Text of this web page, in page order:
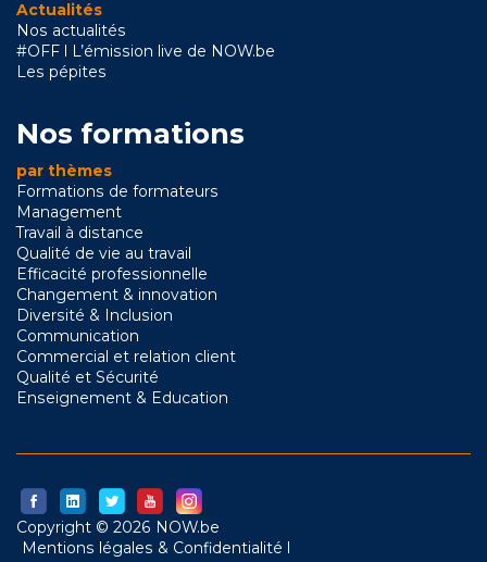
Actualités
Nos actualités
#OFF l L’émission live de NOW.be
Les pépites
Nos formations
par thèmes
Formations de formateurs
Management
Travail à distance
Qualité de vie au travail
Efficacité professionnelle
Changement & innovation
Diversité & Inclusion
Communication
Commercial et relation client
Qualité et Sécurité
Enseignement & Education
Copyright © 2026 NOW.be
Mentions légales & Confidentialité l